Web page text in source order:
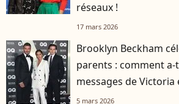
réseaux !
17 mars 2026
Brooklyn Beckham
parents : comment a-
messages de Victoria
5 mars 2026